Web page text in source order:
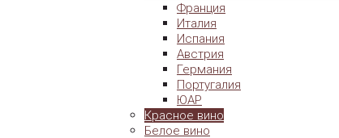
Франция
Италия
Испания
Австрия
Германия
Португалия
ЮАР
Красное вино
Белое вино